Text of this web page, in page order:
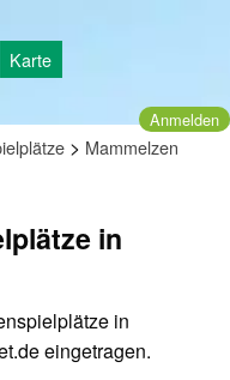
Karte
Anmelden
> Mammelzen
in
in
eingetragen.